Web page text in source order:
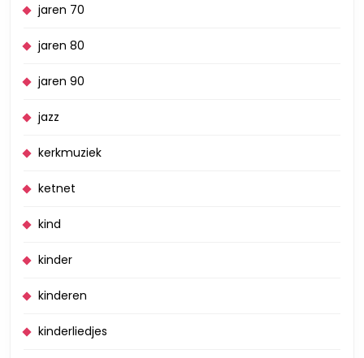
jaren 70
jaren 80
jaren 90
jazz
kerkmuziek
ketnet
kind
kinder
kinderen
kinderliedjes